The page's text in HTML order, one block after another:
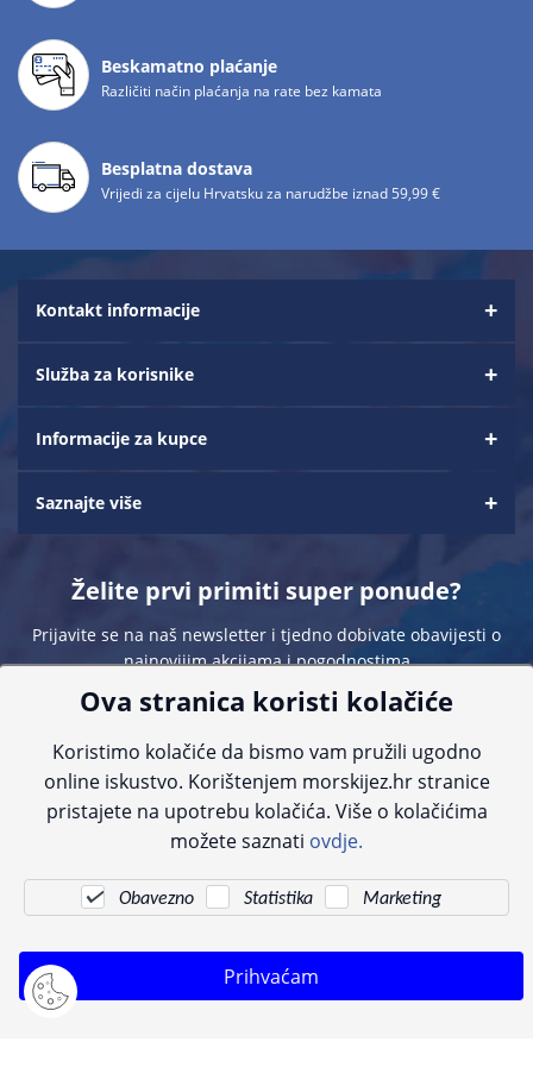
Beskamatno plaćanje
Različiti način plaćanja na rate bez kamata
Besplatna dostava
Vrijedi za cijelu Hrvatsku za narudžbe iznad 59,99 €
Kontakt informacije
Služba za korisnike
Informacije za kupce
Saznajte više
Želite prvi primiti super ponude?
Prijavite se na naš newsletter i tjedno dobivate obavijesti o
najnovijim akcijama i pogodnostima
Sve navedene cijene sadrže PDV. Pokušavamo osigurati što preciznije
informacije, ali zbog tehnoloških ograničenja ne možemo garantirati potpunu
kontaktirajte nas putem telefona:+385 23 231 761ili e-maila:info@morskijez.hr
Ova stranica koristi kolačiće
Koristimo kolačiće da bismo vam pružili ugodno
online iskustvo. Korištenjem morskijez.hr stranice
pristajete na upotrebu kolačića. Više o kolačićima
možete saznati ovdje.
Obavezno Statistika Marketing
Prihvaćam